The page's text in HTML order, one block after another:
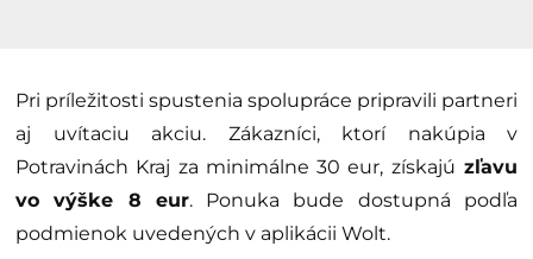
Pri príležitosti spustenia spolupráce pripravili partneri
aj uvítaciu akciu. Zákazníci, ktorí nakúpia v
Potravinách Kraj za minimálne 30 eur, získajú zľavu
vo výške 8 eur. Ponuka bude dostupná podľa
podmienok uvedených v aplikácii Wolt.